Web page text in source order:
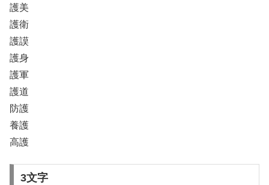
護美
護衛
護謨
護身
護軍
護道
防護
養護
高護
3文字